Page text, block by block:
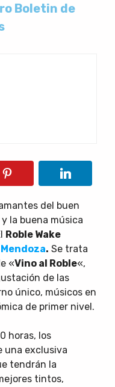
Boletin de
del buen
la buena música
Roble Wake
Mendoza. Se trata
«Vino al Roble«,
de las
único, músicos en
de primer nivel.
horas, los
una exclusiva
tendrán la
tintos,